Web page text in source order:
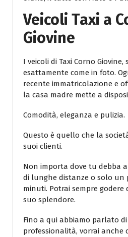
Veicoli Taxi a
Giovine
I veicoli di Taxi Corno
esattamente come in foto.
recente immatricolazione e
la casa madre mette a
Comodità, eleganza e pulizia.
Questo è quello che la
suoi clienti.
Non importa dove tu debba
di lunghe distanze o solo un
minuti. Potrai sempre
suo splendore.
Fino a qui abbiamo parlato
professionalità, vorrai anche